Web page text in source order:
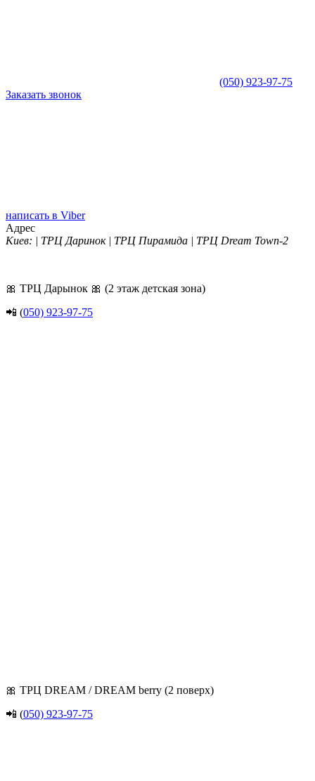
(050) 923-97-75
Заказать звонок
написать в Viber
Адрес
Киев: | ТРЦ Даринок | ТРЦ Пирамида | ТРЦ Dream Town-2
🎀 ТРЦ Дарынок 🎀 (2 этаж детская зона)
📲 (050) 923-97-75
🎀 ТРЦ DREAM / DREAM berry (2 поверх)
📲 (050) 923-97-75